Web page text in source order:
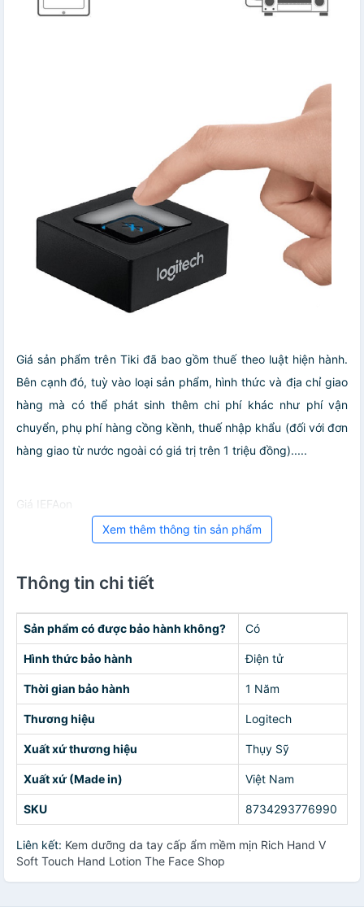
Giá sản phẩm trên Tiki đã bao gồm thuế theo luật hiện hành.
Bên cạnh đó, tuỳ vào loại sản phẩm, hình thức và địa chỉ giao
hàng mà có thể phát sinh thêm chi phí khác như phí vận
chuyển, phụ phí hàng cồng kềnh, thuế nhập khẩu (đối với đơn
hàng giao từ nước ngoài có giá trị trên 1 triệu đồng).....
Giá IEFAon
Xem thêm thông tin sản phẩm
Thông tin chi tiết
Sản phẩm có được bảo hành không? Có
Hình thức bảo hành Điện tử
Thời gian bảo hành 1 Năm
Thương hiệu Logitech
Xuất xứ thương hiệu Thụy Sỹ
Xuất xứ (Made in) Việt Nam
SKU 8734293776990
Liên kết: Kem dưỡng da tay cấp ẩm mềm mịn Rich Hand V
Soft Touch Hand Lotion The Face Shop